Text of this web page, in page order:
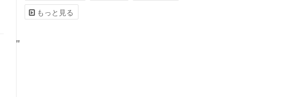
もっと見る
"